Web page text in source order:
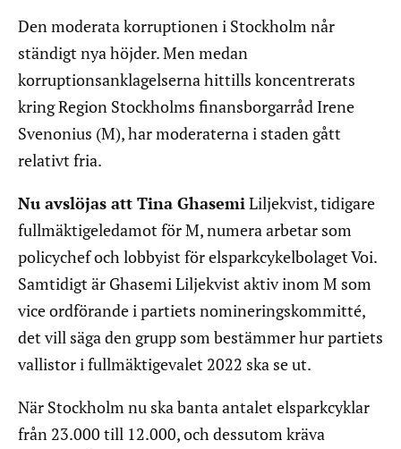
Den moderata korruptionen i Stockholm når
ständigt nya höjder. Men medan
korruptionsanklagelserna hittills koncentrerats
kring Region Stockholms finansborgarråd Irene
Svenonius (M), har moderaterna i staden gått
relativt fria.
Nu avslöjas att Tina GhasemiLiljekvist, tidigare
fullmäktigeledamot för M, numera arbetar som
policychef och lobbyist för elsparkcykelbolaget Voi.
Samtidigt är Ghasemi Liljekvist aktiv inom M som
vice ordförande i partiets nomineringskommitté,
det vill säga den grupp som bestämmer hur partiets
vallistor i fullmäktigevalet 2022 ska se ut.
När Stockholm nu ska banta antalet elsparkcyklar
från 23.000 till 12.000, och dessutom kräva